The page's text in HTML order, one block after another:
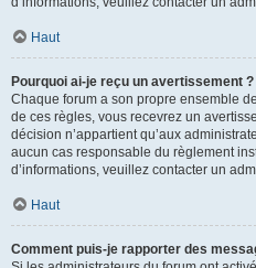
Haut
Pourquoi ai-je reçu un avertissement ?
Chaque forum a son propre ensemble
de ces règles, vous recevrez un
décision n’appartient qu’aux
aucun cas responsable du règlement
d’informations, veuillez contacter un
Haut
Comment puis-je rapporter des